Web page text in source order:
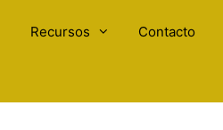
Recursos Contacto